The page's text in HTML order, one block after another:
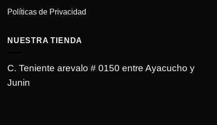
Políticas de Privacidad
NUESTRA TIENDA
C. Teniente arevalo # 0150 entre Ayacucho y
Junin